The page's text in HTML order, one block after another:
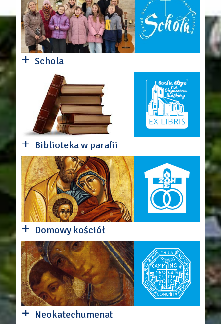
+ Schola
+ Biblioteka w parafii
+ Domowy kościół
+ Neokatechumenat